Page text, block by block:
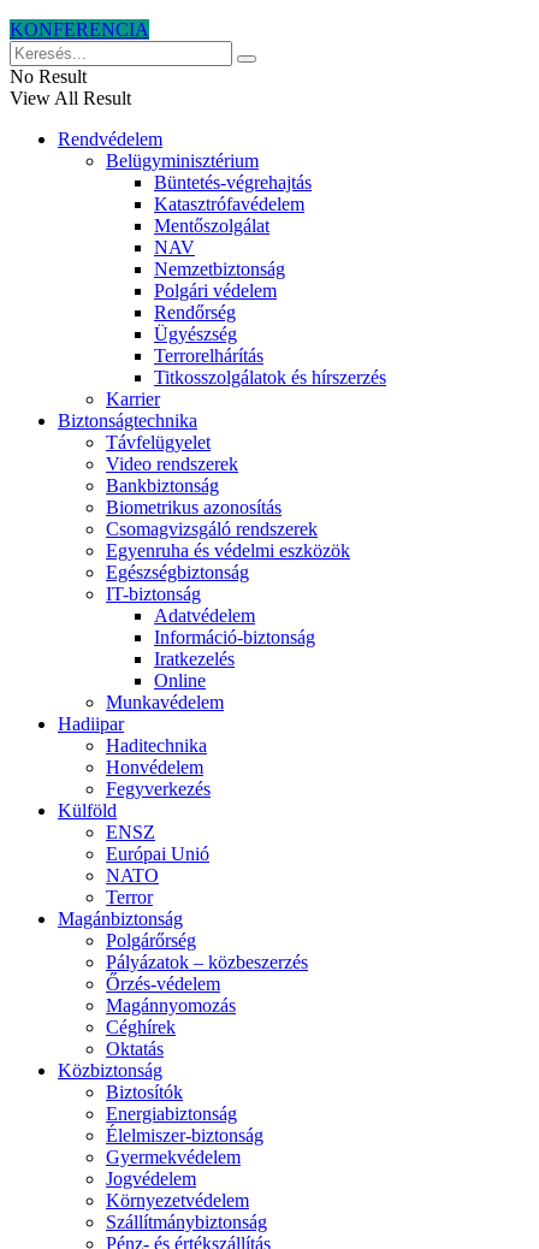
KONFERENCIA
No Result
View All Result
Rendvédelem
Belügyminisztérium
Büntetés-végrehajtás
Katasztrófavédelem
Mentőszolgálat
NAV
Nemzetbiztonság
Polgári védelem
Rendőrség
Ügyészség
Terrorelhárítás
Titkosszolgálatok és hírszerzés
Karrier
Biztonságtechnika
Távfelügyelet
Video rendszerek
Bankbiztonság
Biometrikus azonosítás
Csomagvizsgáló rendszerek
Egyenruha és védelmi eszközök
Egészségbiztonság
IT-biztonság
Adatvédelem
Információ-biztonság
Iratkezelés
Online
Munkavédelem
Hadiipar
Haditechnika
Honvédelem
Fegyverkezés
Külföld
ENSZ
Európai Unió
NATO
Terror
Magánbiztonság
Polgárőrség
Pályázatok – közbeszerzés
Őrzés-védelem
Magánnyomozás
Céghírek
Oktatás
Közbiztonság
Biztosítók
Energiabiztonság
Élelmiszer-biztonság
Gyermekvédelem
Jogvédelem
Környezetvédelem
Szállítmánybiztonság
Pénz- és értékszállítás